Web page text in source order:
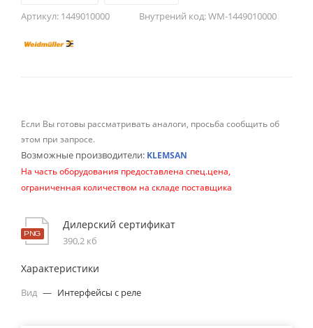
Артикул: 1449010000 Внутрений код:WM-1449010000
Если Вы готовы рассматривать аналоги, просьба сообщить об
этом при запросе.
Возможные производители: KLEMSAN
На часть оборудования предоставлена спец.цена,
ограниченная количеством на складе поставщика
Дилерский сертификат
390,2 кб
Характеристики
Вид — Интерфейсы с реле